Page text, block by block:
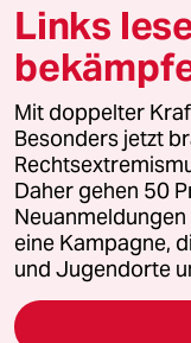
© 2026 taz Verlags
Alle Rechte vorbehalten.
wenden Sie sich bitte an
Feedback
Leitlinie Informant
Seitenwende
Links
Mit doppelter
Besonders jetzt
Daher gehen 50
Neuanmeldungen
eine Kampagne,
und Jugendorte